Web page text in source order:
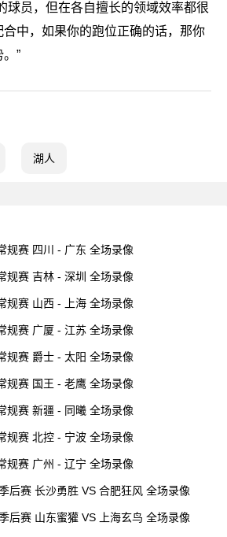
球员，但在各自擅长的领域效率都很
中，如果你的跑位正确的话，那你
”
湖人
规赛 四川 - 广东 全场录像
规赛 吉林 - 深圳 全场录像
规赛 山西 - 上海 全场录像
规赛 广厦 - 江苏 全场录像
规赛 爵士 - 太阳 全场录像
规赛 国王 - 老鹰 全场录像
规赛 新疆 - 同曦 全场录像
规赛 北控 - 宁波 全场录像
规赛 广州 - 辽宁 全场录像
后赛 长沙勇胜 VS 合肥狂风 全场录像
后赛 山东蜜獾 VS 上海玄鸟 全场录像